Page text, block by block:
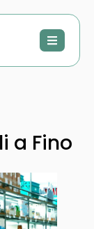
a Fino